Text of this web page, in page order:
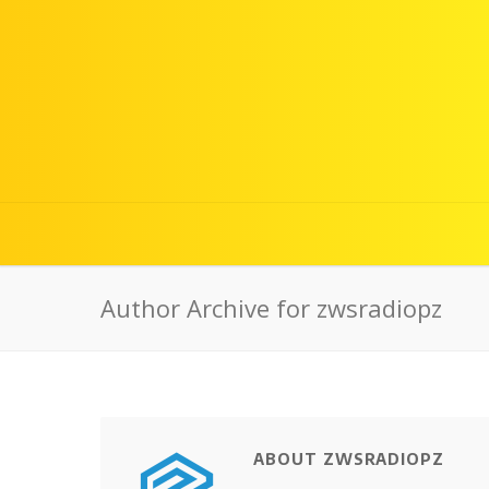
Author Archive for zwsradiopz
ABOUT ZWSRADIOPZ